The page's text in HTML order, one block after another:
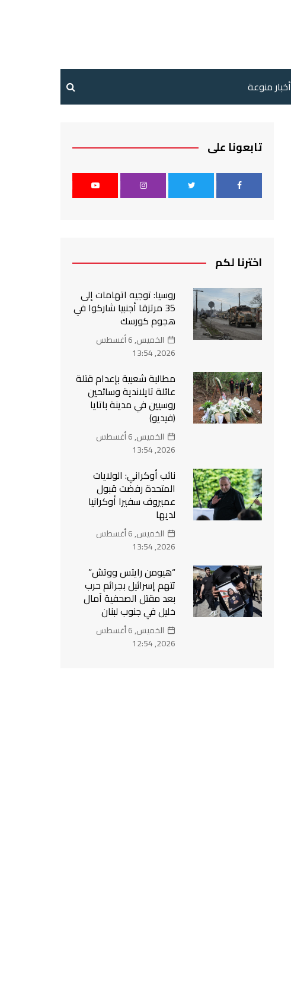
أخبار منوعة
تابعونا على
اخترنا لكم
روسيا: توجيه اتهامات إلى
35 مرتزقا أجنبيا شاركوا في
هجوم كورسك
الخميس, 6 أغسطس
2026, 13:54
مطالبة شعبية بإعدام قتلة
عائلة تايلاندية وسائحين
روسيين في مدينة باتايا
(فيديو)
الخميس, 6 أغسطس
2026, 13:54
نائب أوكراني: الولايات
المتحدة رفضت قبول
عميروف سفيرا أوكرانيا
لديها
الخميس, 6 أغسطس
2026, 13:54
“هيومن رايتس ووتش”
تتهم إسرائيل بجرائم حرب
بعد مقتل الصحفية آمال
خليل في جنوب لبنان
الخميس, 6 أغسطس
2026, 12:54